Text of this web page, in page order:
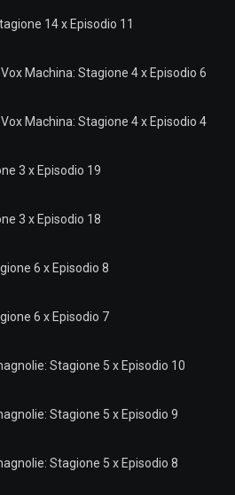
14 x Episodio 11
Machina: Stagione 4 x Episodio 6
Machina: Stagione 4 x Episodio 4
3 x Episodio 19
3 x Episodio 18
6 x Episodio 8
6 x Episodio 7
Stagione 5 x Episodio 10
Stagione 5 x Episodio 9
Stagione 5 x Episodio 8